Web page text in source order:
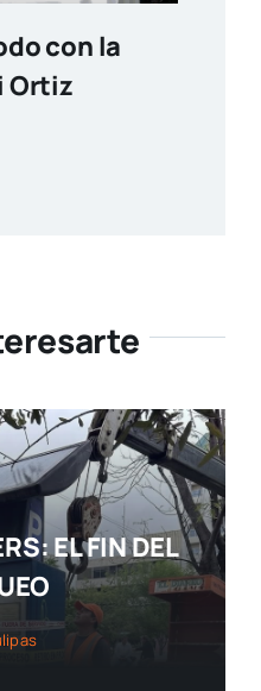
con la
Ortiz
EL FIN DEL